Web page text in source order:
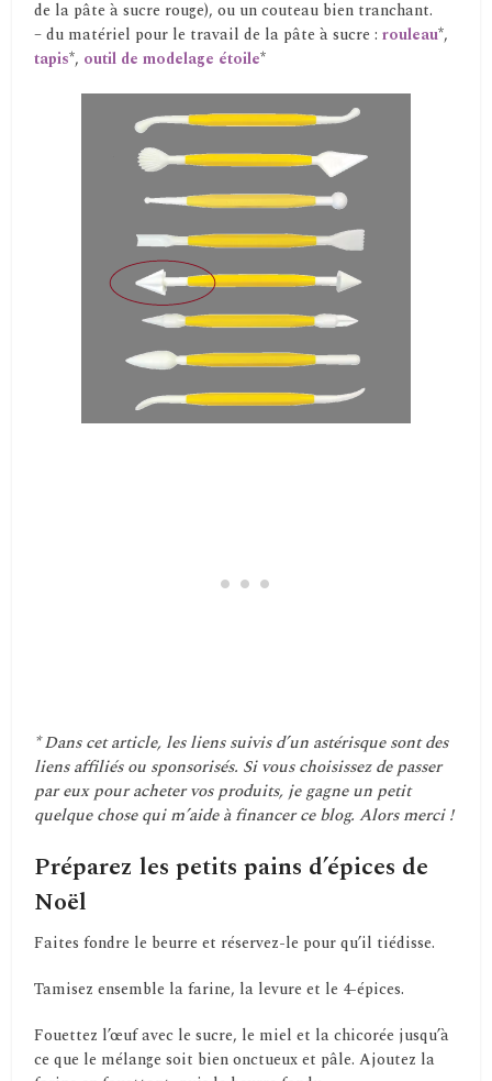
de la pâte à sucre rouge), ou un couteau bien tranchant.
– du matériel pour le travail de la pâte à sucre :rouleau*,
tapis*, outil de modelage étoile*
* Dans cet article, les liens suivis d’un astérisque sont des
liens affiliés ou sponsorisés. Si vous choisissez de passer
par eux pour acheter vos produits, je gagne un petit
quelque chose qui m’aide à financer ce blog. Alors merci !
Préparez les petits pains d’épices de
Noël
Faites fondre le beurre et réservez-le pour qu’il tiédisse.
Tamisez ensemble la farine, la levure et le 4-épices.
Fouettez l’œuf avec le sucre, le miel et la chicorée jusqu’à
ce que le mélange soit bien onctueux et pâle. Ajoutez la